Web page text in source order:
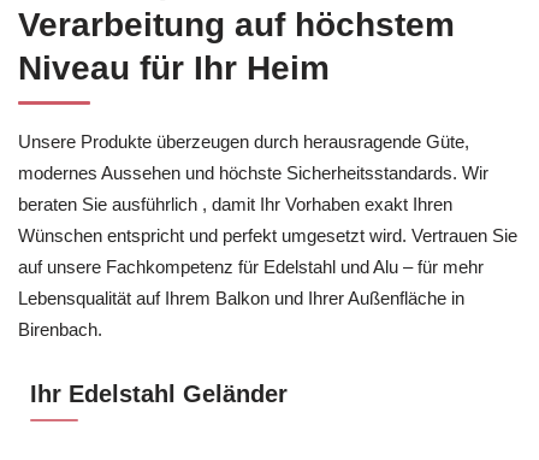
Verarbeitung auf höchstem
Niveau für Ihr Heim
Unsere Produkte überzeugen durch herausragende Güte,
modernes Aussehen und höchste Sicherheitsstandards. Wir
beraten Sie ausführlich , damit Ihr Vorhaben exakt Ihren
Wünschen entspricht und perfekt umgesetzt wird. Vertrauen Sie
auf unsere Fachkompetenz für Edelstahl und Alu – für mehr
Lebensqualität auf Ihrem Balkon und Ihrer Außenfläche in
Birenbach.
Ihr Edelstahl Geländer